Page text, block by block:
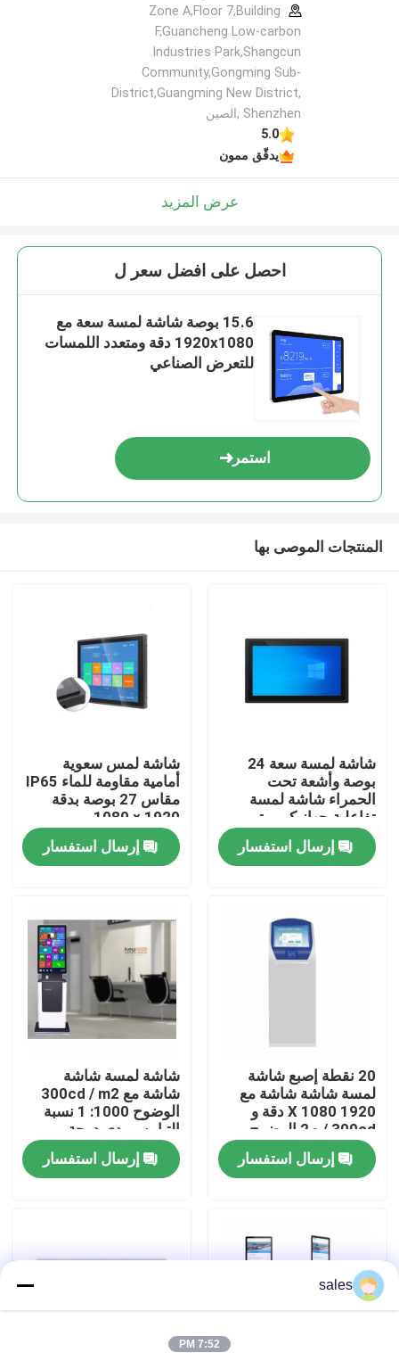
منزل
أشرطة فيديو
جولة في المعمل
رقابة جودة
أخبار
Zone A,Floor 7,Building
F,Guancheng Low-carbon
Industries Park,Shangcun
Community,Gongming Sub-
District,Guangming New District,
Shenzhen ,الصين
5.0
يدقّق ممون
عرض المزيد
احصل على افضل سعر ل
15.6 بوصة شاشة لمسة سعة مع
1920x1080 دقة ومتعدد اللمسات
للتعرض الصناعي
استمر
المنتجات الموصى بها
شاشة لمسة سعة 24
بوصة وأشعة تحت
الحمراء شاشة لمسة
تفاعلية جهاز كمبيوتر
لمسة كل شيء في واحد
إرسال استفسار
شاشة لمس سعوية
أمامية مقاومة للماء IP65
مقاس 27 بوصة بدقة
1920 × 1080
إرسال استفسار
20 نقطة إصبع شاشة
لمسة شاشة شاشة مع
1920 X 1080 دقة و
300cd / م2 الوضوح
للكيوسك
إرسال استفسار
شاشة لمسة شاشة
شاشة مع 300cd / m2
الوضوح 1000: 1 نسبة
التباين ومدى درجة
الحرارة واسعة
للكيوستات الفاتورة
إرسال استفسار
sales
7:52 PM